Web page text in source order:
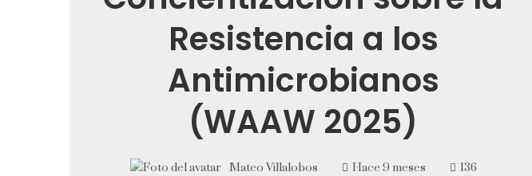
Resistencia a los
Antimicrobianos
(WAAW 2025)
Mateo Villalobos Hace 9 meses 136